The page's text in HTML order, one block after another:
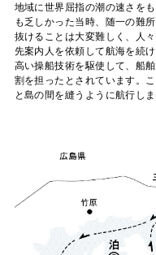
地域に世界屈指の潮の速さを
も乏しかった当時、随一の難
抜けることは大変難しく、人
先案内人を依頼して航海を続
高い操船技術を駆使して、船
割を担ったとされています。
と島の間を縫うように航行しま